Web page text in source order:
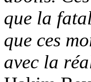
que la
que ces
avec la